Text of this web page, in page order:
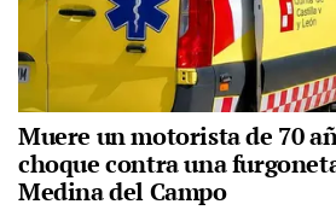
Muere un motorista de 70
choque contra una
Medina del Campo